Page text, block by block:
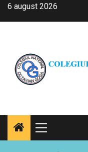
Skip6 august 2026
Primary
Menu